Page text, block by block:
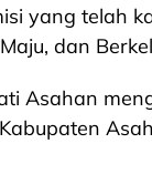
yang telah
dan
Asahan